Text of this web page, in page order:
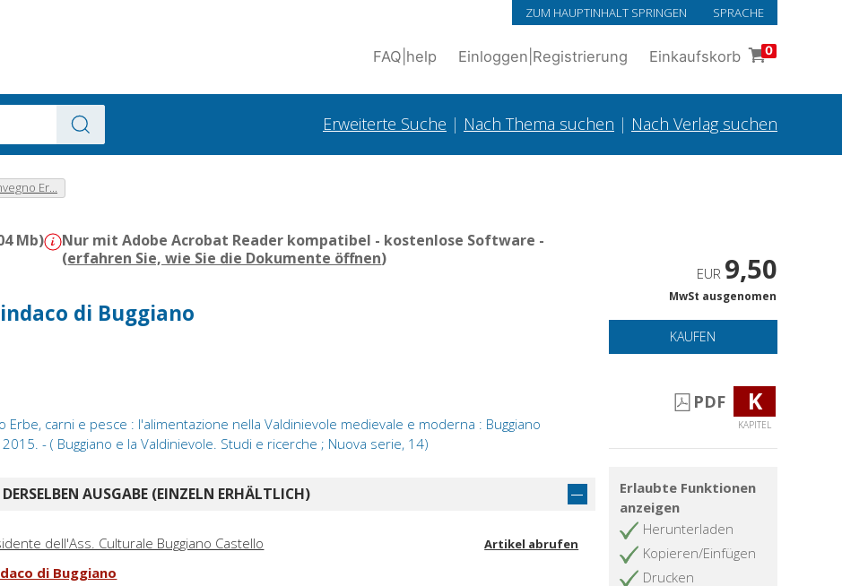
ZUM HAUPTINHALT SPRINGEN SPRACHE
FAQ help Einloggen Registrierung Einkaufskorb 0
Erweiterte Suche | Nach Thema suchen | Nach Verlag suchen
Er...
Mb)
Nur mit Adobe Acrobat Reader kompatibel - kostenlose Software -
(erfahren Sie, wie Sie die Dokumente öffnen)
di Buggiano
Erbe, carni e pesce : l'alimentazione nella Valdinievole medievale e moderna : Buggiano
- ( Buggiano e la Valdinievole. Studi e ricerche ; Nuova serie, 14)
AUSGABE (EINZELN ERHÄLTLICH)
dell'Ass. Culturale Buggiano Castello Artikel abrufen
di Buggiano
EUR 9,50
MwSt ausgenomen
KAUFEN
PDF K
KAPITEL
Erlaubte Funktionen
anzeigen
Herunterladen
Kopieren/Einfügen
Drucken